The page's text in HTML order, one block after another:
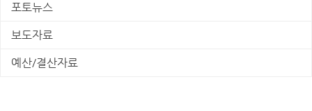
포토뉴스
보도자료
예산/결산자료